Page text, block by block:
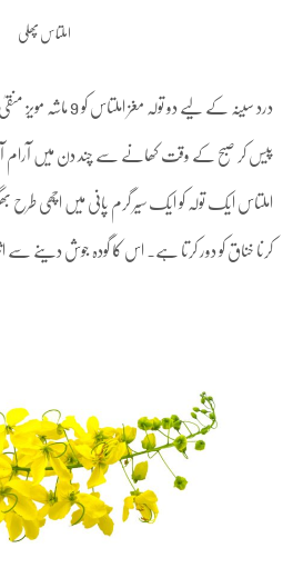
املتاس پھلی
درد سینہ کے لیے دو تولہ
پیس کر صبح کے وقت کھانے سے چند دن میں آرام
املتاس ایک تولہ کو ایک سیر گرم پانی میں اچھی طرح
کرنا خناق کو دور کرتا ہے۔ اس کا گودہ جوش دینے سے